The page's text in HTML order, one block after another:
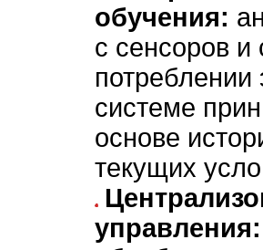
обучения:
с сенсоров и
потреблении
системе
основе
текущих
управления: